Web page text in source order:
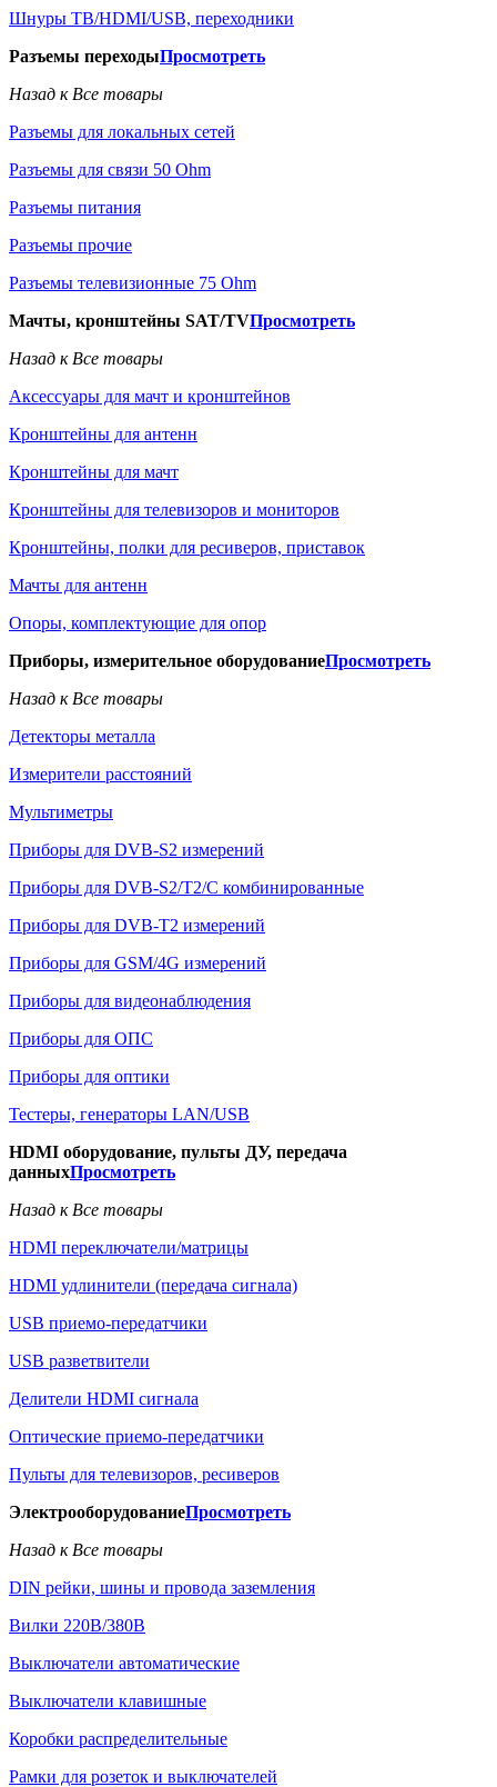
Шнуры ТВ/HDMI/USB, переходники
Разъемы переходыПросмотреть
Назад к Все товары
Разъемы для локальных сетей
Разъемы для связи 50 Ohm
Разъемы питания
Разъемы прочие
Разъемы телевизионные 75 Ohm
Мачты, кронштейны SAT/TVПросмотреть
Назад к Все товары
Аксессуары для мачт и кронштейнов
Кронштейны для антенн
Кронштейны для мачт
Кронштейны для телевизоров и мониторов
Кронштейны, полки для ресиверов, приставок
Мачты для антенн
Опоры, комплектующие для опор
Приборы, измерительное оборудованиеПросмотреть
Назад к Все товары
Детекторы металла
Измерители расстояний
Мультиметры
Приборы для DVB-S2 измерений
Приборы для DVB-S2/T2/C комбинированные
Приборы для DVB-T2 измерений
Приборы для GSM/4G измерений
Приборы для видеонаблюдения
Приборы для ОПС
Приборы для оптики
Тестеры, генераторы LAN/USB
HDMI оборудование, пульты ДУ, передача
данныхПросмотреть
Назад к Все товары
HDMI переключатели/матрицы
HDMI удлинители (передача сигнала)
USB приемо-передатчики
USB разветвители
Делители HDMI сигнала
Оптические приемо-передатчики
Пульты для телевизоров, ресиверов
ЭлектрооборудованиеПросмотреть
Назад к Все товары
DIN рейки, шины и провода заземления
Вилки 220В/380В
Выключатели автоматические
Выключатели клавишные
Коробки распределительные
Рамки для розеток и выключателей